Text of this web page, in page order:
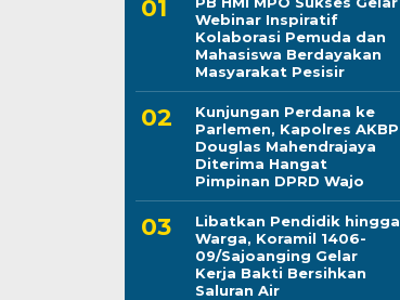
Webinar Inspiratif
Kolaborasi Pemuda dan
Mahasiswa Berdayakan
Masyarakat Pesisir
Kunjungan Perdana ke
Parlemen, Kapolres AKBP
Douglas Mahendrajaya
Diterima Hangat
Pimpinan DPRD Wajo
Libatkan Pendidik hingga
Warga, Koramil 1406-
09/Sajoanging Gelar
Kerja Bakti Bersihkan
Saluran Air